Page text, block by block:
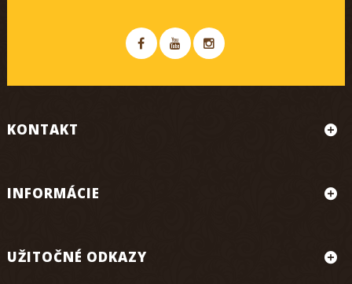
KONTAKT
INFORMÁCIE
UŽITOČNÉ ODKAZY